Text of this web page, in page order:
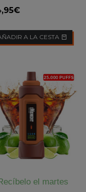
/ LEMON
ICE)...
A LA CESTA
el martes